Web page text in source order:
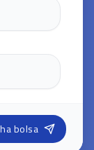
bolsa